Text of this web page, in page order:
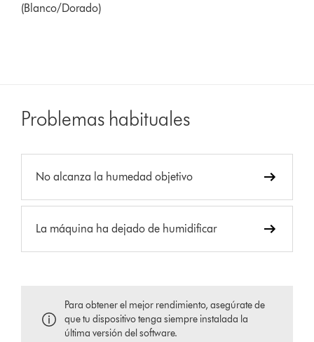
(Blanco/Dorado)
Problemas habituales
No alcanza la humedad objetivo
La máquina ha dejado de humidificar
Para obtener el mejor rendimiento, asegúrate de
que tu dispositivo tenga siempre instalada la
última versión del software.